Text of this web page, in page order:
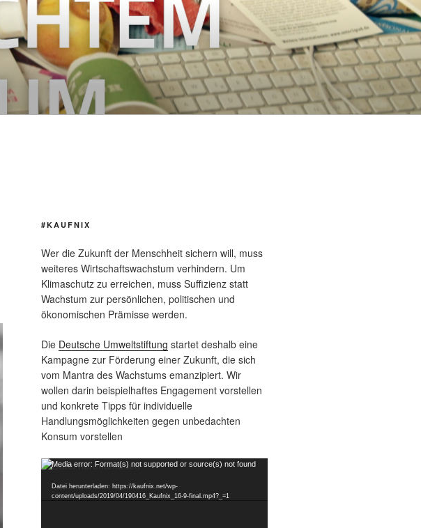
#KAUFNIX
Wer die Zukunft der Menschheit sichern will, muss
weiteres Wirtschaftswachstum verhindern. Um
Klimaschutz zu erreichen, muss Suffizienz statt
Wachstum zur persönlichen, politischen und
ökonomischen Prämisse werden.
Die Deutsche Umweltstiftung startet deshalb eine
Kampagne zur Förderung einer Zukunft, die sich
vom Mantra des Wachstums emanzipiert. Wir
wollen darin beispielhaftes Engagement vorstellen
und konkrete Tipps für individuelle
Handlungsmöglichkeiten gegen unbedachten
Konsum vorstellen
Video-
Player
Media error: Format(s) not supported or source(s) not found
Datei herunterladen: https://kaufnix.net/wp-
content/uploads/2019/04/190416_Kaufnix_16-9-final.mp4?_=1